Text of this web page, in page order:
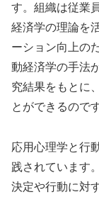
す。組織は従業
経済学の理論を
ーション向上の
動経済学の手法
究結果をもとに
とができるのです
応用心理学と行
践されています
決定や行動に対